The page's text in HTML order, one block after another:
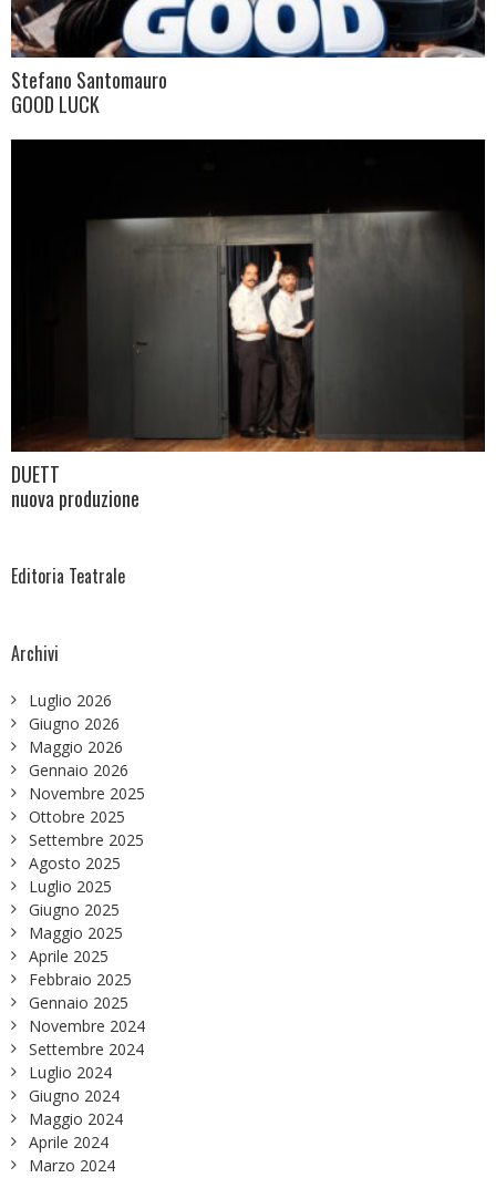
Stefano Santomauro
GOOD LUCK
DUETT
nuova produzione
Editoria Teatrale
Archivi
Luglio 2026
Giugno 2026
Maggio 2026
Gennaio 2026
Novembre 2025
Ottobre 2025
Settembre 2025
Agosto 2025
Luglio 2025
Giugno 2025
Maggio 2025
Aprile 2025
Febbraio 2025
Gennaio 2025
Novembre 2024
Settembre 2024
Luglio 2024
Giugno 2024
Maggio 2024
Aprile 2024
Marzo 2024